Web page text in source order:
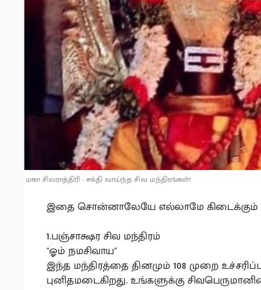
மகா சிவராத்திரி - சக்தி வாய்ந்த சிவ மந்திரங்கள்!
இதை சொன்னாலேயே எல்லாமே கிடைக்கும்
1.பஞ்சாக்ஷர சிவ மந்திரம்
"ஓம் நமசிவாய"
இந்த மந்திரத்தை தினமும் 108 முறை
புனிதமடைகிறது. உங்களுக்கு